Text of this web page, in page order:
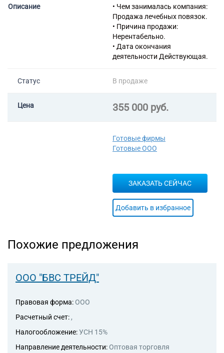
46.73 Торговля оптовая
лесоматериалами,
строительными материалами
и санитарно-техническим
оборудованием
46.74 Торговля оптовая
отопительным
принадлежностями
49.41 Деятельность
транспорта
Описание
• Чем занималась компания:
Продажа лечебных повязок.
• Причина продажи:
Нерентабельно.
• Дата окончания
деятельности Действующая.
Статус В продаже
Цена 355 000 руб.
Готовые фирмы
Готовые ООО
ЗАКАЗАТЬ СЕЙЧАС
Добавить в избранное
Похожие предложения
ООО "БВС ТРЕЙД"
Правовая форма: ООО
Расчетный счет: ,
Налогообложение:УСН 15%
Направление деятельности: Оптовая торговля